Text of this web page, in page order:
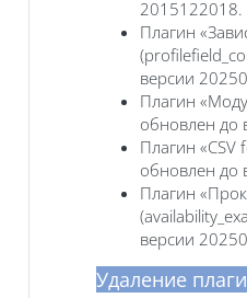
2015122018.
Плагин
версии
Плагин
обновлен до
Плагин «CSV
обновлен до
Плагин
версии
Удаление